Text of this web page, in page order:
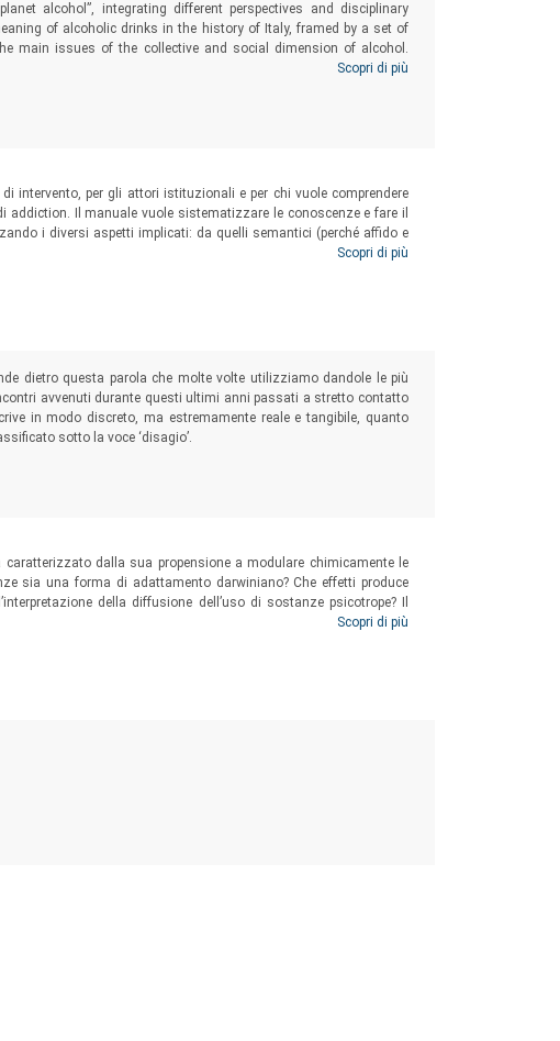
alcohol”, integrating different perspectives and disciplinary
of alcoholic drinks in the history of Italy, framed by a set of
main issues of the collective and social dimension of alcohol.
their way of experiencing the relationship with alcoholic drinks,
and health promotion.
Scopri di più
intervento, per gli attori istituzionali e per chi vuole comprendere
addiction. Il manuale vuole sistematizzare le conoscenze e fare il
i diversi aspetti implicati: da quelli semantici (perché affido e
giustificano le forme di utilizzo, agli aspetti normativi e giuridici che
Scopri di più
dietro questa parola che molte volte utilizziamo dandole le più
avvenuti durante questi ultimi anni passati a stretto contatto
in modo discreto, ma estremamente reale e tangibile, quanto
sotto la voce ‘disagio’.
dalla sua propensione a modulare chimicamente le
sia una forma di adattamento darwiniano? Che effetti produce
della diffusione dell’uso di sostanze psicotrope? Il
e culturali per interpretare il fenomeno della tossicodipendenza.
Scopri di più